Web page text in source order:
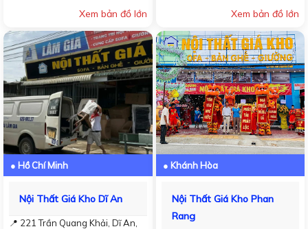
Xem bản đồ lớn
Xem bản đồ lớn
● Hồ Chí Minh
Nội Thất Giá Kho Dĩ An
📍 221 Trần Quang Khải, Dĩ An,
● Khánh Hòa
Nội Thất Giá Kho Phan
Rang